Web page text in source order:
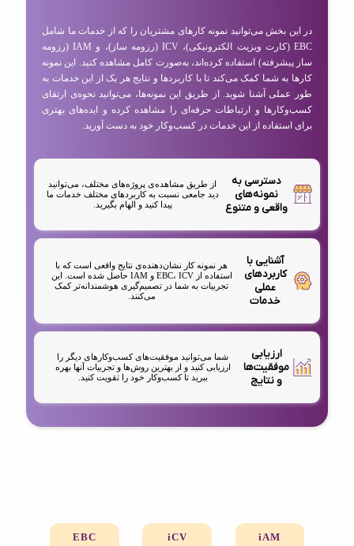
در این بخش می‌توانید نمونه کارهای مشتریان را که از خدمات ما شامل
EBC (کارت ویزیت الکترونیکی)، ICV (رزومه ساز)، و IAM (رزومه
ساز پیشرفته) استفاده کرده‌اند، به‌صورت کامل مشاهده کنید. این نمونه
کارها به شما کمک می‌کند تا با کاربردها و نتایج هر یک از این خدمات به
طور عملی آشنا شوید. از طریق این نمونه‌ها، می‌توانید نحوه‌ی ارتقای
کسب‌وکارها و ارتباطات حرفه‌ای را مشاهده کرده و ایده‌های بهتری
برای استفاده از این خدمات در کسب‌وکار خود به دست آورید.
دسترسی به
نمونه‌های
واقعی و متنوع
از طریق مشاهده‌ی پروژه‌های مختلف، می‌توانید
دید جامعی نسبت به کاربردهای مختلف خدمات ما
پیدا کنید و الهام بگیرید.
آشنایی با
کاربردهای
عملی
خدمات
هر نمونه کار نشان‌دهنده‌ی نتایج واقعی است که با
استفاده از EBC، ICV و IAM حاصل شده است. این
تجربیات به شما در تصمیم‌گیری هوشمندانه‌تر کمک
می‌کنند.
ارزیابی
موفقیت‌ها
و نتایج
شما می‌توانید موفقیت‌های کسب‌وکارهای دیگر را
ارزیابی کنید و از بهترین روش‌ها و تجربیات آنها بهره
ببرید تا کسب‌وکار خود را تقویت کنید.
iAM
iCV
EBC